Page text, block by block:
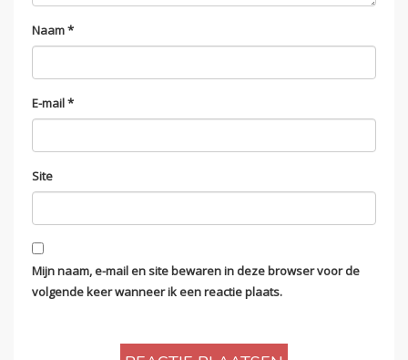
Naam*
E-mail*
Site
Mijn naam, e-mail en site bewaren in deze browser voor de
volgende keer wanneer ik een reactie plaats.